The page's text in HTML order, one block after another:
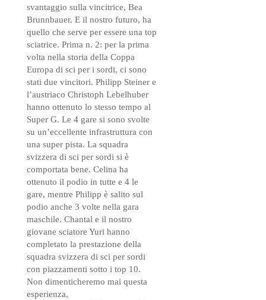
svantaggio sulla vincitrice, Bea
Brunnbauer. E il nostro futuro, ha
quello che serve per essere una top
sciatrice. Prima n. 2: per la prima
volta nella storia della Coppa
Europa di sci per i sordi, ci sono
stati due vincitori. Philipp Steiner e
l’austriaco Christoph Lebelhuber
hanno ottenuto lo stesso tempo al
Super G. Le 4 gare si sono svolte
su un’eccellente infrastruttura con
una super pista. La squadra
svizzera di sci per sordi si è
comportata bene. Celina ha
ottenuto il podio in tutte e 4 le
gare, mentre Philipp è salito sul
podio anche 3 volte nella gara
maschile. Chantal e il nostro
giovane sciatore Yuri hanno
completato la prestazione della
squadra svizzera di sci per sordi
con piazzamenti sotto i top 10.
Non dimenticheremo mai questa
esperienza,